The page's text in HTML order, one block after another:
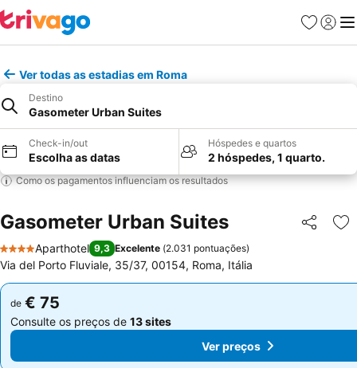
Favoritos
Iniciar
Ver todas as estadias em Roma
Destino
Gasometer Urban Suites
Check-in/out
Escolha as datas
Hóspedes e quartos
2 hóspedes, 1 quarto.
Como os pagamentos influenciam os resultados
Gasometer Urban Suites Partilhar
4 Estrelas
Aparthotel 9,3 Excelente (2.031 pontuações)
Via del Porto Fluviale, 35/37, 00154, Roma, Itália
de € 75
Consulte os preços de 13 sites
de € 75
Consulte os preços de 13 sites
Ver preços